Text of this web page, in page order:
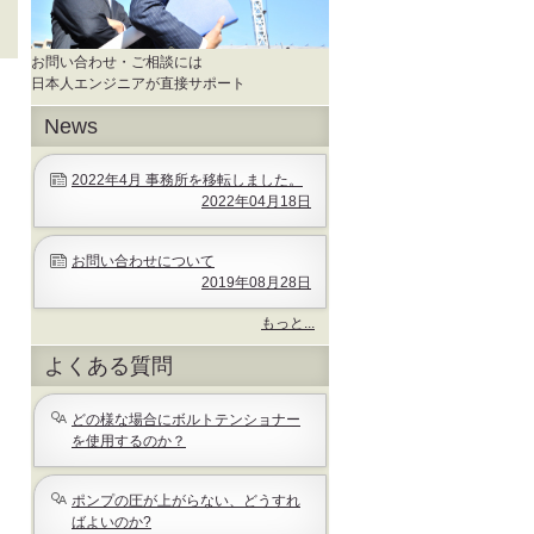
お問い合わせ・ご相談には
日本人エンジニアが直接サポート
News
2022年4月 事務所を移転しました。
2022年04月18日
お問い合わせについて
2019年08月28日
News
-
もっと...
よくある質問
どの様な場合にボルトテンショナー
を使用するのか？
ポンプの圧が上がらない、どうすれ
ばよいのか?